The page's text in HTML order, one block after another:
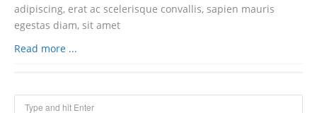
adipiscing, erat ac scelerisque convallis, sapien mauris
egestas diam, sit amet
Read more ...